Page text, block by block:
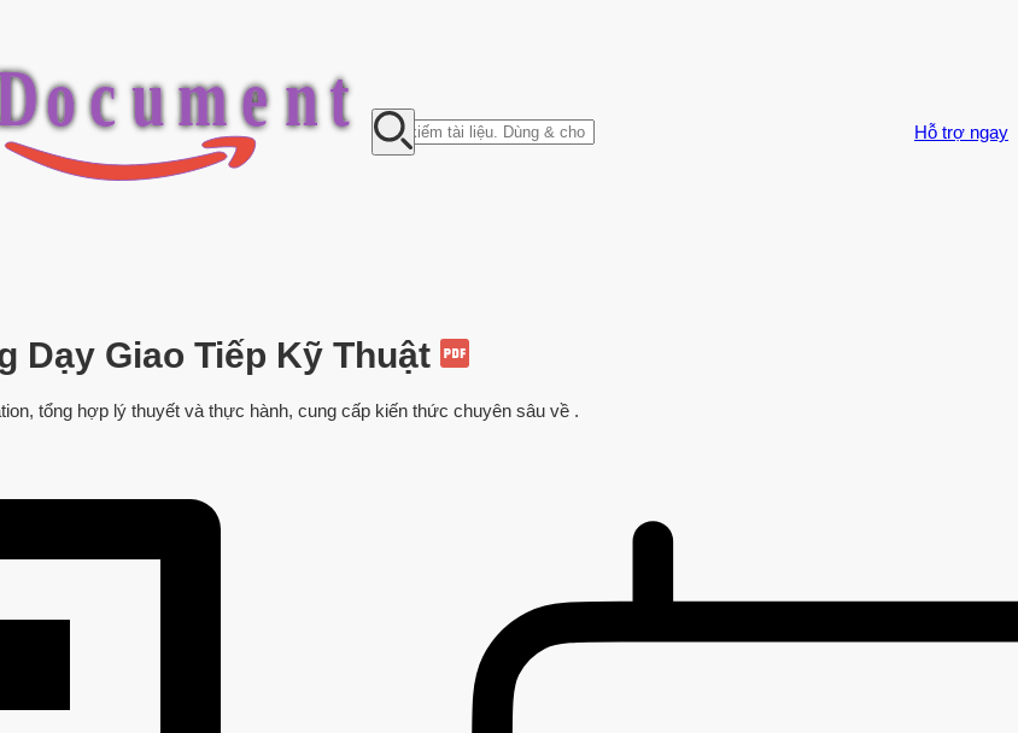
ocument Hỗ trợ ngay
Dạy Giao Tiếp Kỹ Thuật
tổng hợp lý thuyết và thực hành, cung cấp kiến thức chuyên sâu về .